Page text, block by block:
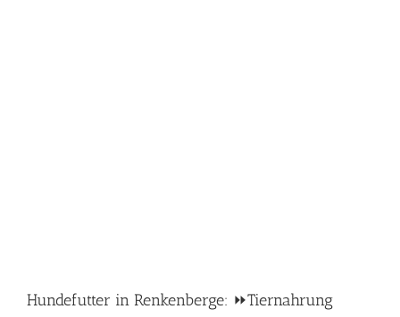
Hundefutter in Renkenberge: ⏩Tiernahrung